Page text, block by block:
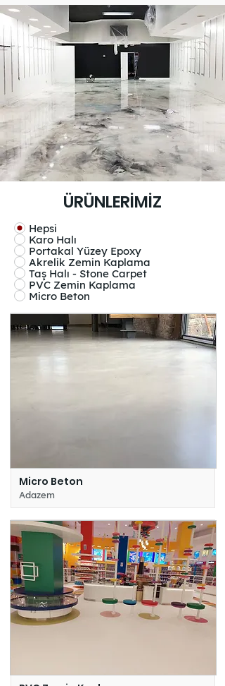
ÜRÜNLERİMİZ
Hepsi
Karo Halı
Portakal Yüzey Epoxy
Akrelik Zemin Kaplama
Taş Halı - Stone Carpet
PVC Zemin Kaplama
Micro Beton
Micro Beton
Adazem